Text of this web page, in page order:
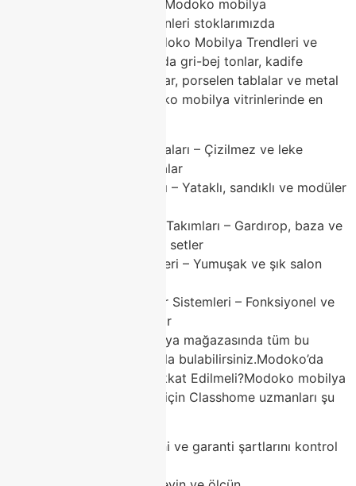
bir merkezdir. Classhome Modoko mobilya
mağazasında en trend ürünleri stoklarımızda
bulunduruyoruz.2026 Modoko Mobilya Trendleri ve
Classhome Önerileri2026’da gri-bej tonlar, kadife
dokular, modüler mobilyalar, porselen tablalar ve metal
detaylar ön planda. Modoko mobilya vitrinlerinde en
Porselen Yemek Masaları – Çizilmez ve leke
tutmaz modern masalar
Köşe Koltuk Takımları – Yataklı, sandıklı ve modüler
Modern Yatak Odası Takımları – Gardırop, baza ve
komodinlerle komple setler
Kadife Koltuk Modelleri – Yumuşak ve şık salon
TV Üniteleri ve Duvar Sistemleri – Fonksiyonel ve
estetik tamamlayıcılar
Classhome Modoko mobilya mağazasında tüm bu
trendleri rekabetçi fiyatlarla bulabilirsiniz.Modoko’da
Mobilya Alırken Nelere Dikkat Edilmeli?Modoko mobilya
alışverişinde doğru seçim için Classhome uzmanları şu
Mağaza güvenilirliğini ve garanti şartlarını kontrol